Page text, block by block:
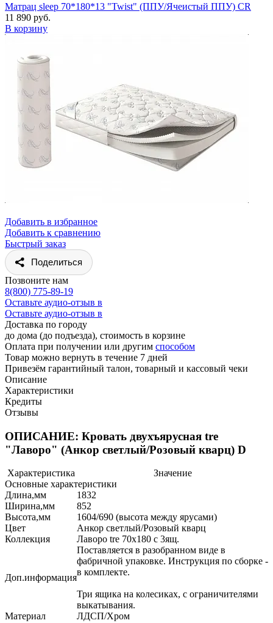
Матрац sleep 70*180*13 "Twist" (ППУ/Ячеистый ППУ) CR
11 890 руб.
В корзину
Добавить в избранное
Добавить к сравнению
Быстрый заказ
Поделиться
Позвоните нам
8(800) 775-89-19
Оставьте аудио-отзыв в
Оставьте аудио-отзыв в
Доставка по городу
до дома (до подъезда), стоимость в корзине
Оплата при получении или другим способом
Товар можно вернуть в течение 7 дней
Привезём гарантийный талон, товарный и кассовый чеки
Описание
Характеристики
Кредиты
Отзывы
ОПИСАНИЕ: Кровать двухъярусная tre
"Лаворо" (Анкор светлый/Розовый кварц) D
Характеристика
Значение
Основные характеристики
Длина,мм
1832
Ширина,мм
852
Высота,мм
1604/690 (высота между ярусами)
Цвет
Анкор светлый/Розовый кварц
Коллекция
Лаворо tre 70х180 с 3ящ.
Доп.информация
Поставляется в разобранном виде в
фабричной упаковке. Инструкция по сборке -
в комплекте.
Три ящика на колесиках, с ограничителями
выкатывания.
Материал
ЛДСП/Хром